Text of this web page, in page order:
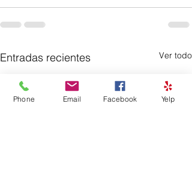
Entradas recientes Ver todo
Phone Email Facebook Yelp